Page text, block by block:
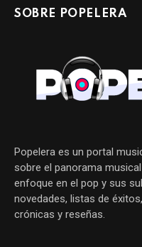
SOBRE POPELERA
Popelera es un portal
sobre el panorama
enfoque en el pop y sus
novedades, listas de
crónicas y reseñas.